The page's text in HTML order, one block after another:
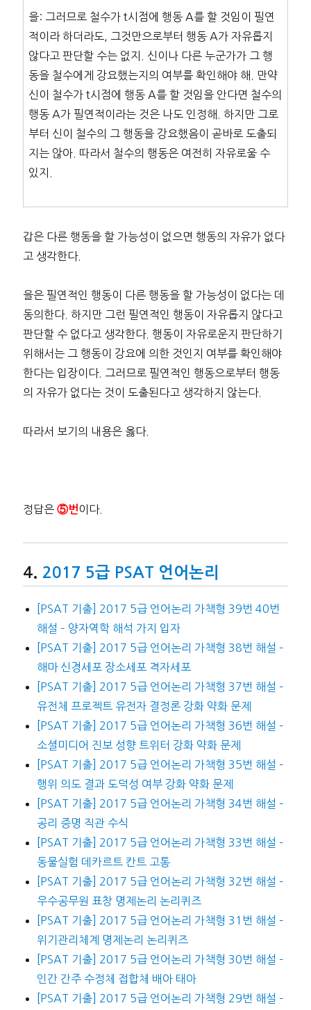
을: 그러므로 철수가 t시점에 행동 A를 할 것임이 필연
적이라 하더라도, 그것만으로부터 행동 A가 자유롭지
않다고 판단할 수는 없지. 신이나 다른 누군가가 그 행
동을 철수에게 강요했는지의 여부를 확인해야 해. 만약
신이 철수가 t시점에 행동 A를 할 것임을 안다면 철수의
행동 A가 필연적이라는 것은 나도 인정해. 하지만 그로
부터 신이 철수의 그 행동을 강요했음이 곧바로 도출되
지는 않아. 따라서 철수의 행동은 여전히 자유로울 수
있지.
갑은 다른 행동을 할 가능성이 없으면 행동의 자유가 없다
고 생각한다.
을은 필연적인 행동이 다른 행동을 할 가능성이 없다는 데
동의한다. 하지만 그런 필연적인 행동이 자유롭지 않다고
판단할 수 없다고 생각한다. 행동이 자유로운지 판단하기
위해서는 그 행동이 강요에 의한 것인지 여부를 확인해야
한다는 입장이다. 그러므로 필연적인 행동으로부터 행동
의 자유가 없다는 것이 도출된다고 생각하지 않는다.
따라서 보기의 내용은 옳다.
정답은⑤번 이다.
2017 5급 PSAT 언어논리
[PSAT 기출] 2017 5급 언어논리 가책형 39번 40번
해설 – 양자역학 해석 가지 입자
[PSAT 기출] 2017 5급 언어논리 가책형 38번 해설 –
해마 신경세포 장소세포 격자세포
[PSAT 기출] 2017 5급 언어논리 가책형 37번 해설 –
유전체 프로젝트 유전자 결정론 강화 약화 문제
[PSAT 기출] 2017 5급 언어논리 가책형 36번 해설 –
소셜미디어 진보 성향 트위터 강화 약화 문제
[PSAT 기출] 2017 5급 언어논리 가책형 35번 해설 –
행위 의도 결과 도덕성 여부 강화 약화 문제
[PSAT 기출] 2017 5급 언어논리 가책형 34번 해설 –
공리 증명 직관 수식
[PSAT 기출] 2017 5급 언어논리 가책형 33번 해설 –
동물실험 데카르트 칸트 고통
[PSAT 기출] 2017 5급 언어논리 가책형 32번 해설 –
우수공무원 표창 명제논리 논리퀴즈
[PSAT 기출] 2017 5급 언어논리 가책형 31번 해설 –
위기관리체계 명제논리 논리퀴즈
[PSAT 기출] 2017 5급 언어논리 가책형 30번 해설 –
인간 간주 수정체 접합체 배아 태아
[PSAT 기출] 2017 5급 언어논리 가책형 29번 해설 –